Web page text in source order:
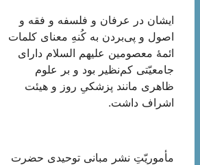
ایشان در عرفان و فلسفه و فقه و
اصول و پى‌‌بردن به کُنهِ معنای کلمات
ائمۀ معصومین علیهم السلام دارای
جامعیّتی کم‌نظیر بود و بر علوم
ظاهری مانند پزشکیِ روز و هیئت
اشراف داشت.
مأموریّتِ نشر مبانی توحیدی حضرت